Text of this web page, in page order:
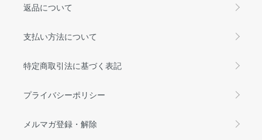
返品について
支払い方法について
特定商取引法に基づく表記
プライバシーポリシー
メルマガ登録・解除